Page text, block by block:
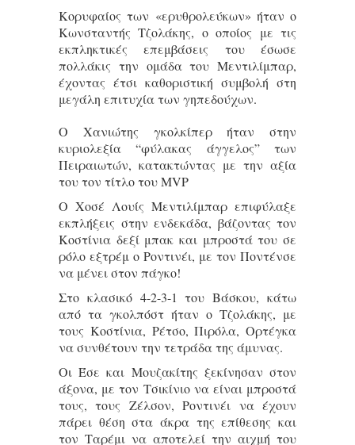
Κορυφαίος των «ερυθρολεύκων» ήταν ο
Κωνσταντής Τζολάκης, ο οποίος με τις
εκπληκτικές επεμβάσεις του έσωσε
πολλάκις την ομάδα του Μεντιλίμπαρ,
έχοντας έτσι καθοριστική συμβολή στη
μεγάλη επιτυχία των γηπεδούχων.
Ο Χανιώτης γκολκίπερ ήταν στην
κυριολεξία “φύλακας άγγελος” των
Πειραιωτών, κατακτώντας με την αξία
του τον τίτλο του MVP
Ο Χοσέ Λουίς Μεντιλίμπαρ επιφύλαξε
εκπλήξεις στην ενδεκάδα, βάζοντας τον
Κοστίνια δεξί μπακ και μπροστά του σε
ρόλο εξτρέμ ο Ροντινέι, με τον Ποντένσε
να μένει στον πάγκο!
Στο κλασικό 4-2-3-1 του Βάσκου, κάτω
από τα γκολπόστ ήταν ο Τζολάκης, με
τους Κοστίνια, Ρέτσο, Πιρόλα, Ορτέγκα
να συνθέτουν την τετράδα της άμυνας.
Οι Έσε και Μουζακίτης ξεκίνησαν στον
άξονα, με τον Τσικίνιο να είναι μπροστά
τους, τους Ζέλσον, Ροντινέι να έχουν
πάρει θέση στα άκρα της επίθεσης και
τον Ταρέμι να αποτελεί την αιχμή του